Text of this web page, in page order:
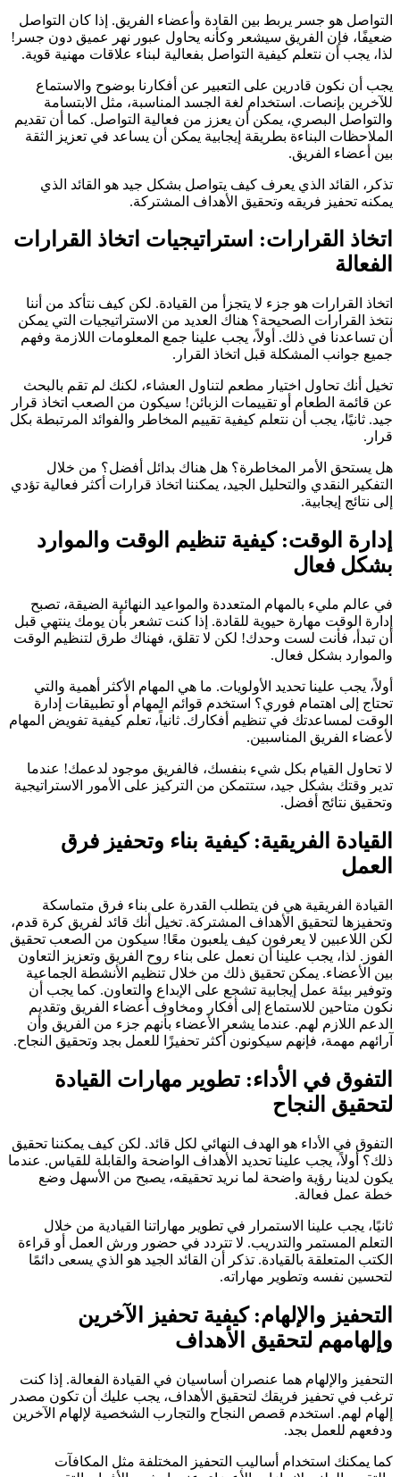
التواصل هو جسر يربط بين القادة وأعضاء الفريق. إذا كان التواصل
ضعيفًا، فإن الفريق سيشعر وكأنه يحاول عبور نهر عميق دون جسر!
لذا، يجب أن نتعلم كيفية التواصل بفعالية لبناء علاقات مهنية قوية.
يجب أن نكون قادرين على التعبير عن أفكارنا بوضوح والاستماع
للآخرين بإنصات. استخدام لغة الجسد المناسبة، مثل الابتسامة
والتواصل البصري، يمكن أن يعزز من فعالية التواصل. كما أن تقديم
الملاحظات البناءة بطريقة إيجابية يمكن أن يساعد في تعزيز الثقة
بين أعضاء الفريق.
تذكر، القائد الذي يعرف كيف يتواصل بشكل جيد هو القائد الذي
يمكنه تحفيز فريقه وتحقيق الأهداف المشتركة.
اتخاذ القرارات: استراتيجيات اتخاذ القرارات
الفعالة
اتخاذ القرارات هو جزء لا يتجزأ من القيادة. لكن كيف نتأكد من أننا
نتخذ القرارات الصحيحة؟ هناك العديد من الاستراتيجيات التي يمكن
أن تساعدنا في ذلك. أولاً، يجب علينا جمع المعلومات اللازمة وفهم
جميع جوانب المشكلة قبل اتخاذ القرار.
تخيل أنك تحاول اختيار مطعم لتناول العشاء، لكنك لم تقم بالبحث
عن قائمة الطعام أو تقييمات الزبائن! سيكون من الصعب اتخاذ قرار
جيد. ثانيًا، يجب أن نتعلم كيفية تقييم المخاطر والفوائد المرتبطة بكل
قرار.
هل يستحق الأمر المخاطرة؟ هل هناك بدائل أفضل؟ من خلال
التفكير النقدي والتحليل الجيد، يمكننا اتخاذ قرارات أكثر فعالية تؤدي
إلى نتائج إيجابية.
إدارة الوقت: كيفية تنظيم الوقت والموارد
بشكل فعال
في عالم مليء بالمهام المتعددة والمواعيد النهائية الضيقة، تصبح
إدارة الوقت مهارة حيوية للقادة. إذا كنت تشعر بأن يومك ينتهي قبل
أن تبدأ، فأنت لست وحدك! لكن لا تقلق، فهناك طرق لتنظيم الوقت
والموارد بشكل فعال.
أولاً، يجب علينا تحديد الأولويات. ما هي المهام الأكثر أهمية والتي
تحتاج إلى اهتمام فوري؟ استخدم قوائم المهام أو تطبيقات إدارة
الوقت لمساعدتك في تنظيم أفكارك. ثانياً، تعلم كيفية تفويض المهام
لأعضاء الفريق المناسبين.
لا تحاول القيام بكل شيء بنفسك، فالفريق موجود لدعمك! عندما
تدير وقتك بشكل جيد، ستتمكن من التركيز على الأمور الاستراتيجية
وتحقيق نتائج أفضل.
القيادة الفريقية: كيفية بناء وتحفيز فرق
العمل
القيادة الفريقية هي فن يتطلب القدرة على بناء فرق متماسكة
وتحفيزها لتحقيق الأهداف المشتركة. تخيل أنك قائد لفريق كرة قدم،
لكن اللاعبين لا يعرفون كيف يلعبون معًا! سيكون من الصعب تحقيق
الفوز. لذا، يجب علينا أن نعمل على بناء روح الفريق وتعزيز التعاون
بين الأعضاء. يمكن تحقيق ذلك من خلال تنظيم الأنشطة الجماعية
وتوفير بيئة عمل إيجابية تشجع على الإبداع والتعاون. كما يجب أن
نكون متاحين للاستماع إلى أفكار ومخاوف أعضاء الفريق وتقديم
الدعم اللازم لهم. عندما يشعر الأعضاء بأنهم جزء من الفريق وأن
آرائهم مهمة، فإنهم سيكونون أكثر تحفيزًا للعمل بجد وتحقيق النجاح.
التفوق في الأداء: تطوير مهارات القيادة
لتحقيق النجاح
التفوق في الأداء هو الهدف النهائي لكل قائد. لكن كيف يمكننا تحقيق
ذلك؟ أولاً، يجب علينا تحديد الأهداف الواضحة والقابلة للقياس. عندما
يكون لدينا رؤية واضحة لما نريد تحقيقه، يصبح من الأسهل وضع
خطة عمل فعالة.
ثانيًا، يجب علينا الاستمرار في تطوير مهاراتنا القيادية من خلال
التعلم المستمر والتدريب. لا تتردد في حضور ورش العمل أو قراءة
الكتب المتعلقة بالقيادة. تذكر أن القائد الجيد هو الذي يسعى دائمًا
لتحسين نفسه وتطوير مهاراته.
التحفيز والإلهام: كيفية تحفيز الآخرين
وإلهامهم لتحقيق الأهداف
التحفيز والإلهام هما عنصران أساسيان في القيادة الفعالة. إذا كنت
ترغب في تحفيز فريقك لتحقيق الأهداف، يجب عليك أن تكون مصدر
إلهام لهم. استخدم قصص النجاح والتجارب الشخصية لإلهام الآخرين
ودفعهم للعمل بجد.
كما يمكنك استخدام أساليب التحفيز المختلفة مثل المكافآت